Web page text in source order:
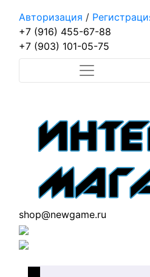
Авторизация /
+7 (916) 455-67-88
+7 (903) 101-05-75
shop@newgame.ru